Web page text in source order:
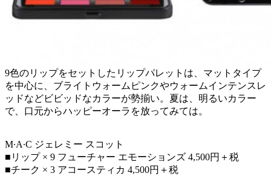
9色のリップをセットしたリップパレットは、マットタイプ
を中心に、ブライトウォームピンクやウォームインテンスレ
ッドなどビビッドなカラーが勢揃い。夏は、明るいカラー
で、口元からハッピーオーラを放ってみては。
M∙A∙C ジェレミー スコット
■リップ × 9 フューチャー エモーションズ 4,500円＋税
■チーク × 3 アコースティカ 4,500円＋税